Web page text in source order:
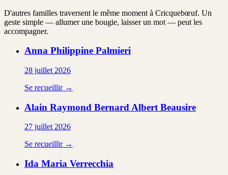
D'autres familles traversent le même moment à Cricquebœuf. Un
geste simple — allumer une bougie, laisser un mot — peut les
accompagner.
Anna Philippine Palmieri
28 juillet 2026
Se recueillir →
Alain Raymond Bernard Albert Beausire
27 juillet 2026
Se recueillir →
Ida Maria Verrecchia